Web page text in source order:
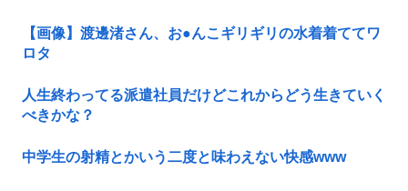
【画像】渡邊渚さん、お●んこギリギリの水着着ててワ
ロタ
人生終わってる派遣社員だけどこれからどう生きていく
べきかな？
中学生の射精とかいう二度と味わえない快感www